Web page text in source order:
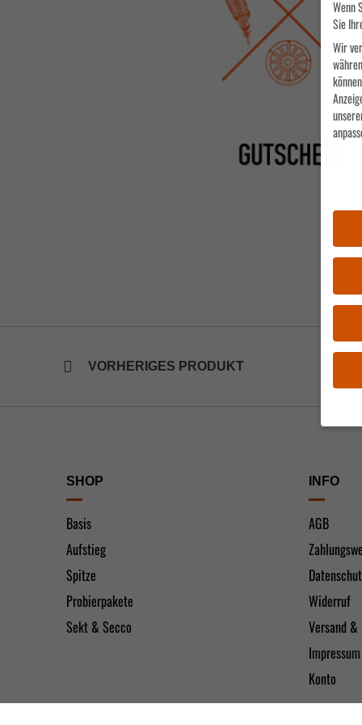
VORHERIGES PRODUKT
SHOP
Basis
Aufstieg
Spitze
Probierpakete
Sekt & Secco
INFO
AGB
Widerruf
Versand
Impressum
Konto
Wenn
Sie
Wir
unserer
Hier